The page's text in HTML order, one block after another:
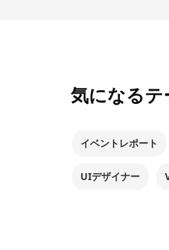
気になるテ
イベントレポート
UIデザイナー